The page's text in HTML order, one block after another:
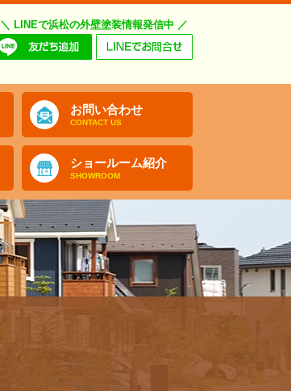
＼ LINEで浜松の外壁塗装情報発信中 ／
お問い合わせ
CONTACT US
ショールーム紹介
SHOWROOM